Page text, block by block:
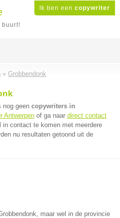
Ik ben een copywriter
buurt!
» Grobbendonk
nog geen copywriters in
Antwerpen of ga naar direct contact
in contact te komen met meerdere
nu resultaten getoond uit de
maar wel in de provincie